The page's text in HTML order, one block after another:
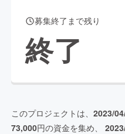
ィ
募集終了まで残り
終了
このプロジェクトは、 2023/
73,000円の資金を集め、